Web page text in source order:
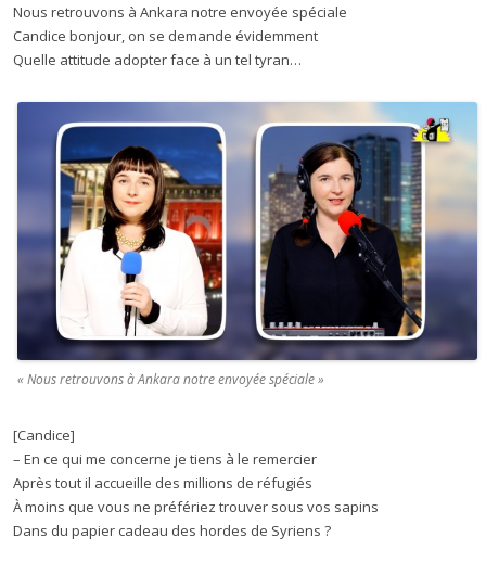
Nous retrouvons à Ankara notre envoyée spéciale
Candice bonjour, on se demande évidemment
Quelle attitude adopter face à un tel tyran…
« Nous retrouvons à Ankara notre envoyée spéciale »
[Candice]
– En ce qui me concerne je tiens à le remercier
Après tout il accueille des millions de réfugiés
À moins que vous ne préfériez trouver sous vos sapins
Dans du papier cadeau des hordes de Syriens ?